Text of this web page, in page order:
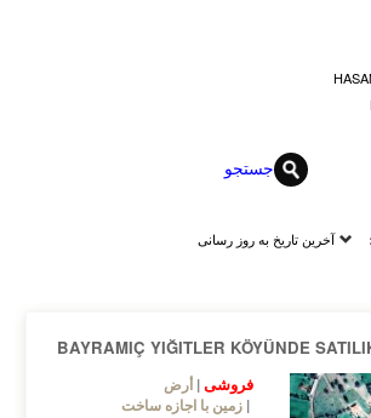
جستجو
آخرین تاریخ به روز رسانی
BAYRAMIÇ YIĞITLER KÖYÜNDE
فروشی أرض
زمین با اجازه ساخت